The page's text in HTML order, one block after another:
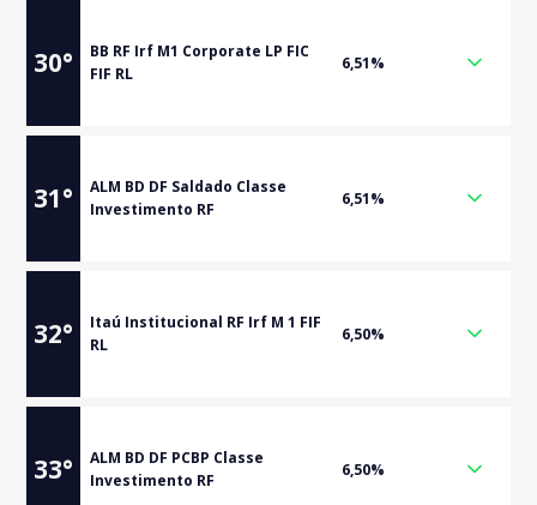
30°
BB RF Irf M1 Corporate LP FIC
FIF RL
6,51%
31°
ALM BD DF Saldado Classe
Investimento RF
6,51%
32°
Itaú Institucional RF Irf M 1 FIF
RL
6,50%
33°
ALM BD DF PCBP Classe
Investimento RF
6,50%